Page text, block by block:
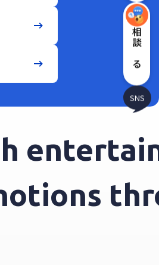
相談する
SNS